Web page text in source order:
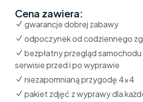
Cena zawiera:
gwarancje dobrej zabawy
odpoczynek od codziennego
bezpłatny przegląd samochodu
serwisie przed i po wyprawie
niezapomnianą przygodę 4×4
pakiet zdjęć z wyprawy dla